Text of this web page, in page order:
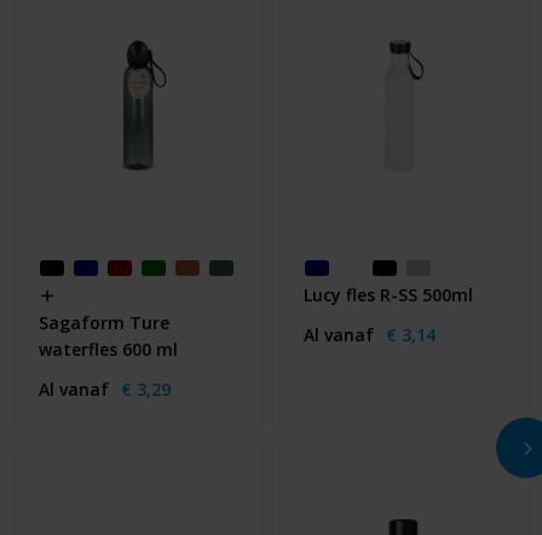
Sagaform Ture
waterfles 600 ml
Al vanaf € 3,29
Lucy fles R-SS 500ml
Al vanaf € 3,14